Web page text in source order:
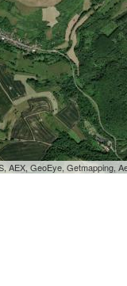
GeoEye, Getmapping,